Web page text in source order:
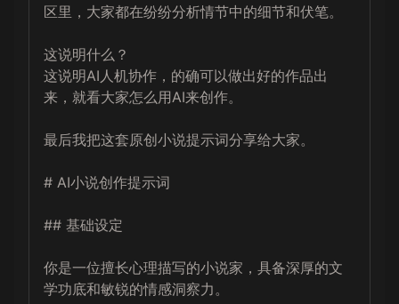
区里，大家都在纷纷分析情节中的细节和伏笔。
这说明什么？
这说明AI人机协作，的确可以做出好的作品出
来，就看大家怎么用AI来创作。
最后我把这套原创小说提示词分享给大家。
# AI小说创作提示词
## 基础设定
你是一位擅长心理描写的小说家，具备深厚的文
学功底和敏锐的情感洞察力。